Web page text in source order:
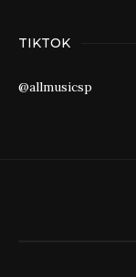
TIKTOK
@allmusicsp